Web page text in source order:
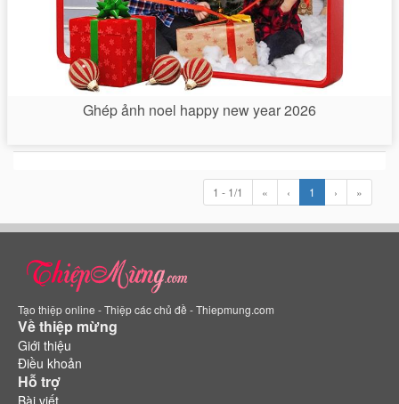
Ghép ảnh noel happy new year 2026
1 - 1/1 « ‹ 1 › »
Tạo thiệp online - Thiệp các chủ đề - Thiepmung.com
Về thiệp mừng
Giới thiệu
Điều khoản
Hỗ trợ
Bài viết